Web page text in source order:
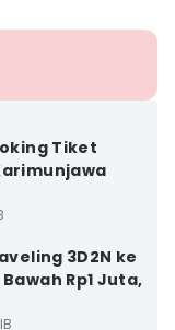
Tiket
3D2N ke
Rp1 Juta,